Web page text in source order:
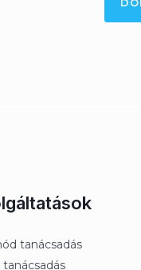
tanácsadás
tanácsadás